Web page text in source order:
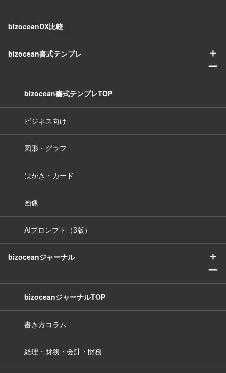
bizoceanDX比較
bizocean書式テンプレ
＋
ー
bizocean書式テンプレTOP
ビジネス向け
図形・グラフ
はがき・カード
画像
AIプロンプト（β版）
bizoceanジャーナル
＋
ー
bizoceanジャーナルTOP
書き方コラム
経理・財務・会計・財務